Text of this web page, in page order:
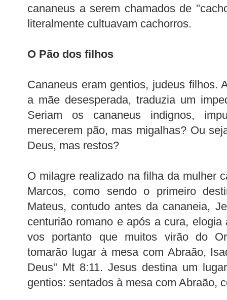
cananeus a serem chamados de
literalmente cultuavam cachorros.
O Pão dos filhos
Cananeus eram gentios, judeus filhos.
a mãe desesperada, traduzia um
Seriam os cananeus indignos,
merecerem pão, mas migalhas? Ou
Deus, mas restos?
O milagre realizado na filha da mulher
Marcos, como sendo o primeiro
Mateus, contudo antes da cananeia,
centurião romano e após a cura,
vos portanto que muitos virão do
tomarão lugar à mesa com Abraão,
Deus" Mt 8:11. Jesus destina um
gentios: sentados à mesa com Abraão,